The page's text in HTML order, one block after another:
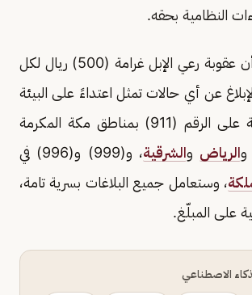
النظامية بحقه.
وأكدت القوات أن عقوبة رعي الإبل غرامة (500) ريال لكل
عن أي حالات تمثل اعتداءً على البيئة
أو الحياة الفطرية على الرقم (911) بمناطق مكة المكرمة
والرياض والشرقية
، و(999) و(996) في
، وستعامل جميع البلاغات بسرية تامة،
على المبلّغ.
الاصطناعي